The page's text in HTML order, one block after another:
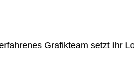
Grafikteam setzt Ihr